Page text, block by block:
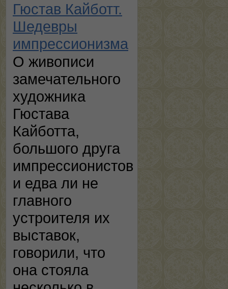
Гюстав Кайботт.
Шедевры
импрессионизма
О живописи
замечательного
художника
Гюстава
Кайботта,
большого друга
импрессионистов
и едва ли не
главного
устроителя их
выставок,
говорили, что
она стояла